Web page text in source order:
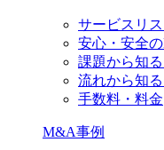
サービスリス
安心・安全
課題から知
流れから知
手数料・料金
M&A事例